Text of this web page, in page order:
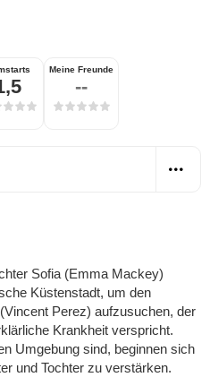
Meine Freunde
--
Sofia (Emma Mackey)
Küstenstadt, um den
Perez) aufzusuchen, der
Krankheit verspricht.
Umgebung sind, beginnen sich
und Tochter zu verstärken.